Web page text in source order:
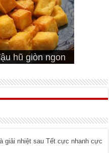
trộn gỏi ngon
hũ giòn ngon
nướng ngon
ngon mềm
cơm tấm
giải nhiệt sau Tết cực nhanh cực